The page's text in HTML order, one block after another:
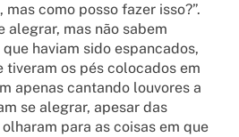
mas como posso fazer isso?”.
alegrar, mas não sabem
haviam sido espancados,
tiveram os pés colocados em
apenas cantando louvores a
se alegrar, apesar das
para as coisas em que